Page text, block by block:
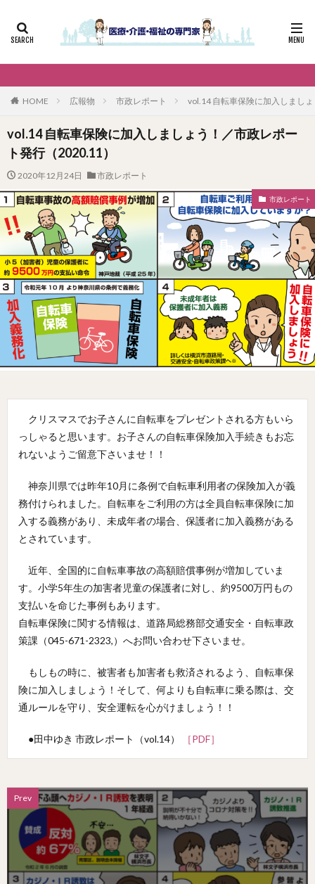
HOME 広報物 市政レポート vol.14 自転車保険に加入しまし
vol.14 自転車保険に加入しましょう！／市政レポー
ト発行（2020.11）
2020年12月24日 市政レポート
市政レポート
クリスマスでお子さんに自転車をプレゼントされる方もいら
っしゃると思います。お子さんの自転車保険加入手続きもお忘
れないようご留意下さいませ！！
神奈川県では昨年10月に条例で自転車利用者の保険加入が義
務付けられました。自転車をご利用の方は全員自転車保険に加
入する義務があり、未成年者の場合、保護者に加入義務がある
とされています。
近年、全国的に自転車事故の高額賠償事例が増加していま
す。小学5年生の加害者児童の保護者に対し、約9500万円もの
支払いを命じた事例もあります。
自転車保険に関する情報は、道路局総務部交通安全・自転車政
策課（045-671-2323,）へお問い合わせ下さいませ。
もしもの時に、被害者も加害者も救済されるよう、自転車保
険に加入しましょう！そして、何よりも自転車に乗る際は、交
通ルールを守り、安全運転を心がけましょう！！
●田中ゆき 市政レポート（vol.14） ［PDF］
Prev